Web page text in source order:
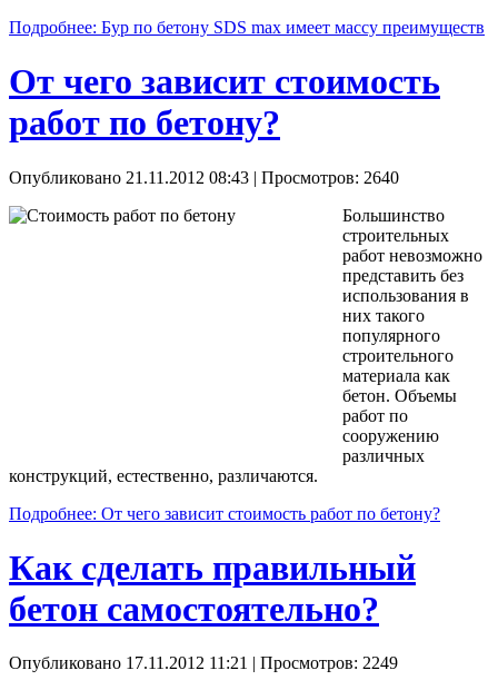
Подробнее: Бур по бетону SDS max имеет массу преимуществ
От чего зависит стоимость
работ по бетону?
Опубликовано 21.11.2012 08:43 | Просмотров: 2640
Большинство
строительных
работ невозможно
представить без
использования в
них такого
популярного
строительного
материала как
бетон. Объемы
работ по
сооружению
различных
конструкций, естественно, различаются.
Подробнее: От чего зависит стоимость работ по бетону?
Как сделать правильный
бетон самостоятельно?
Опубликовано 17.11.2012 11:21 | Просмотров: 2249